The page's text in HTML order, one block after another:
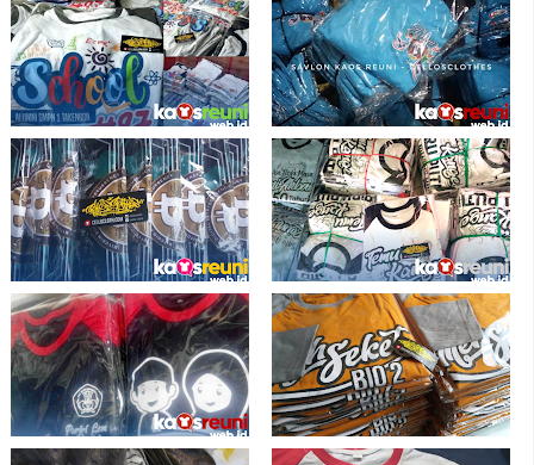
Buat Kaos Reuni Sablon Siap Kirim Ke
Seluruh Indonesia (10)
Kaos Gathering Bahan Cotton
Combed 24s Adem Nyaman - Kaos
Reuni Online
Hasil Sablon Kaos Reuni Alumni
SMPN 1 Takengon - Kaos Reuni
Desain dan Hasil Sablon Baju Reuni
Alumni SMPN2 Kalijati 1991 - Kaos
Reuni
Sablon Kaos Reuni Komunitas Kelas
dan Kantor - Kaos Reuni
Sablon Kaos Reuni Online Terpercaya
Siap Kirim Ke Seluruh Indonesia